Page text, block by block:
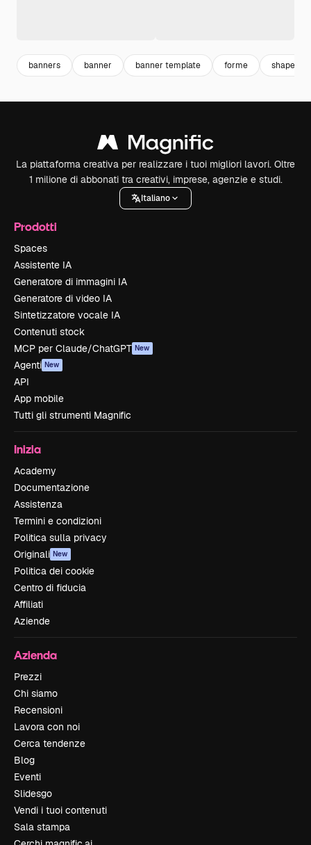
banners banner banner template forme shapes
La piattaforma creativa per realizzare i tuoi migliori lavori. Oltre
1 milione di abbonati tra creativi, imprese, agenzie e studi.
Italiano
Prodotti
Spaces
Assistente IA
Generatore di immagini IA
Generatore di video IA
Sintetizzatore vocale IA
Contenuti stock
MCP per Claude/ChatGPT New
Agenti New
API
App mobile
Tutti gli strumenti Magnific
Inizia
Academy
Documentazione
Assistenza
Termini e condizioni
Politica sulla privacy
Originali New
Politica dei cookie
Centro di fiducia
Affiliati
Aziende
Azienda
Prezzi
Chi siamo
Recensioni
Lavora con noi
Cerca tendenze
Blog
Eventi
Slidesgo
Vendi i tuoi contenuti
Sala stampa